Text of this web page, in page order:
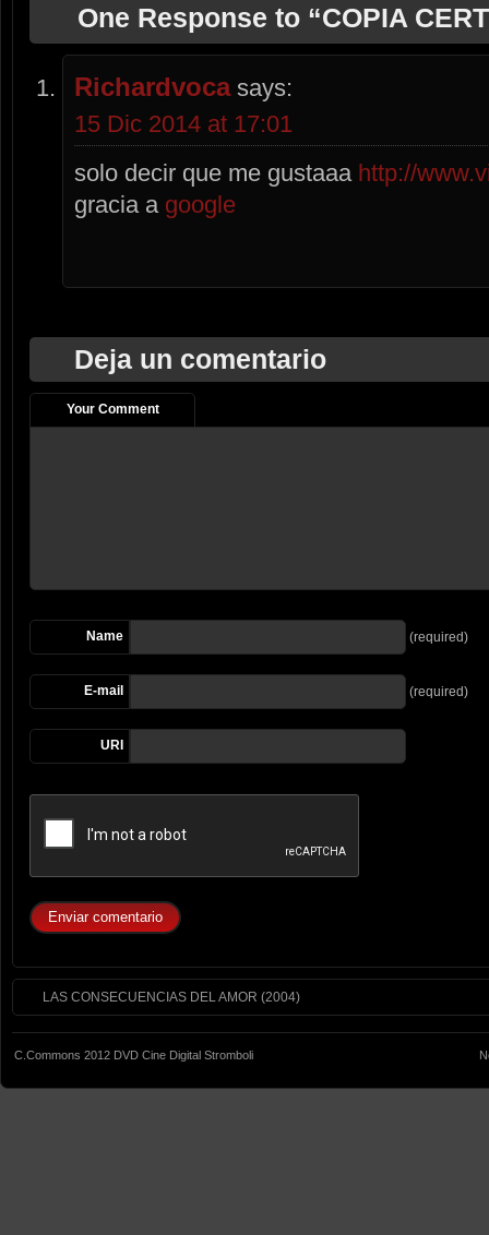
One Response to “COPIA
Richardvoca says:
15 Dic 2014 at 17:01
solo decir que me gustaaa http://
gracia a google
Deja un comentario
Your Comment
Name (required)
E-mail (required)
URI
LAS CONSECUENCIAS DEL AMOR (2004)
C.Commons 2012 DVD Cine Digital Stromboli